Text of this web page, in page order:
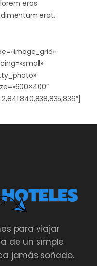
eros
erat.
para viajar
de un simple
jamás soñado.